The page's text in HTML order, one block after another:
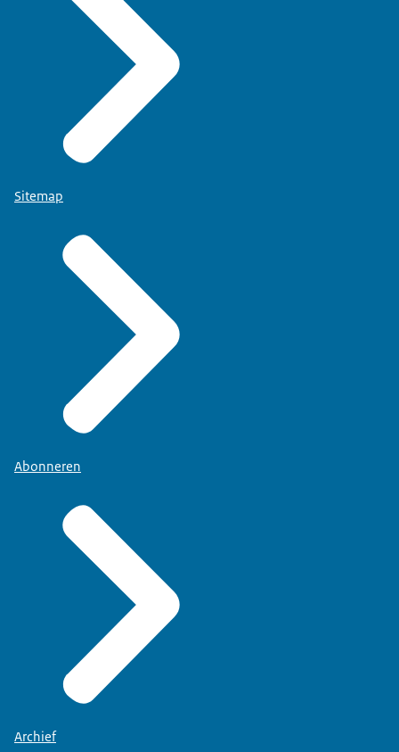
Sitemap
Abonneren
Archief